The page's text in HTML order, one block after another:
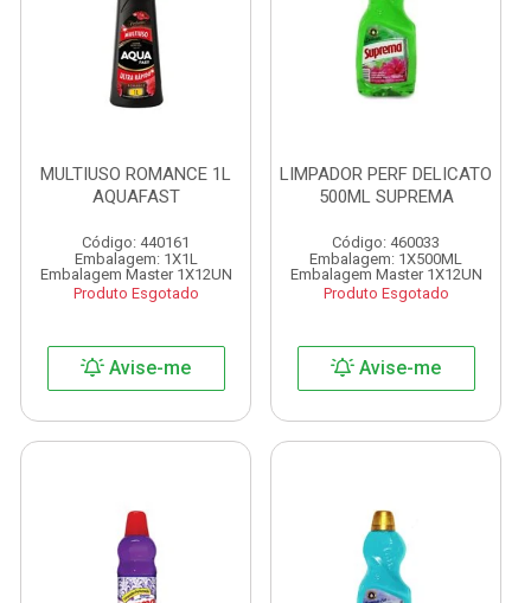
MULTIUSO ROMANCE 1L
AQUAFAST
Código: 440161
Embalagem: 1X1L
Embalagem Master 1X12UN
Produto Esgotado
Avise-me
LIMPADOR PERF DELICATO
500ML SUPREMA
Código: 460033
Embalagem: 1X500ML
Embalagem Master 1X12UN
Produto Esgotado
Avise-me